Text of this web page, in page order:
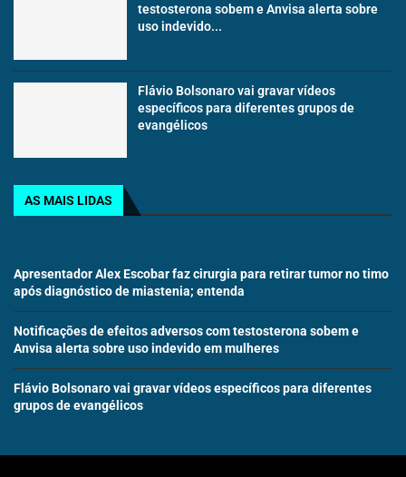
testosterona sobem e Anvisa alerta sobre
uso indevido...
Flávio Bolsonaro vai gravar vídeos
específicos para diferentes grupos de
evangélicos
AS MAIS LIDAS
Apresentador Alex Escobar faz cirurgia para retirar tumor no timo
após diagnóstico de miastenia; entenda
Notificações de efeitos adversos com testosterona sobem e
Anvisa alerta sobre uso indevido em mulheres
Flávio Bolsonaro vai gravar vídeos específicos para diferentes
grupos de evangélicos